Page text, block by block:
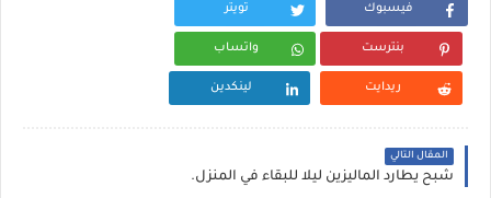
فيسبوك تويتر
بنترست واتساب
ريدايت لينكدين
المقال التالي
شبح يطارد الماليزين ليلا للبقاء في المنزل.